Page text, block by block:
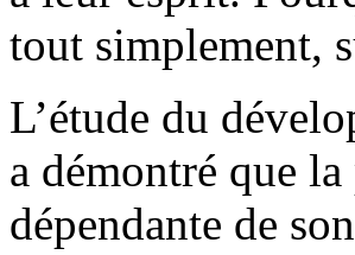
tout simplement,
L’étude du
a démontré que
dépendante de